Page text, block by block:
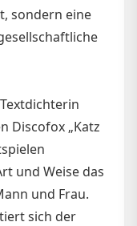
sondern eine
Discofox „Katz
und Weise das
und Frau.
sich der